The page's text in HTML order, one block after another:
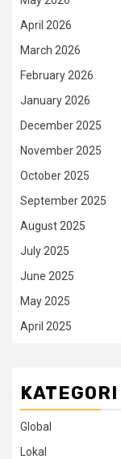
April 2026
March 2026
February 2026
January 2026
December 2025
November 2025
October 2025
September 2025
August 2025
July 2025
June 2025
May 2025
April 2025
KATEGORI
Global
Lokal